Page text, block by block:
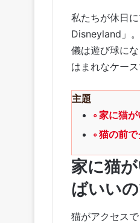
私たちが休日
Disneyland 」
儀は遊び球に
はまれなケース
主題
家に猫
猫の前で
家に猫
ばいい
猫がアクセス